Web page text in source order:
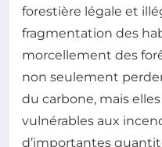
forestière légale et
fragmentation des
morcellement des
non seulement
du carbone, mais
vulnérables aux
d’importantes